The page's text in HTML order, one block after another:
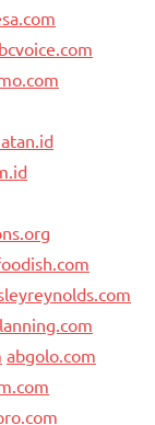
abgolo.com